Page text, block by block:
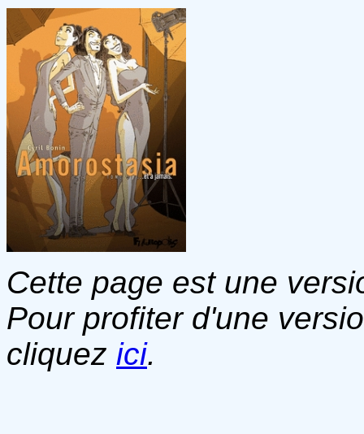
Cette page est une
Pour profiter d'une
cliquez ici.